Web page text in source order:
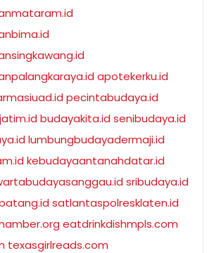
apotekerku.id
pecintabudaya.id
budayakita.id senibudaya.id
lumbungbudayadermaji.id
kebudayaantanahdatar.id
sribudaya.id
satlantaspolresklaten.id
eatdrinkdishmpls.com
texasgirlreads.com